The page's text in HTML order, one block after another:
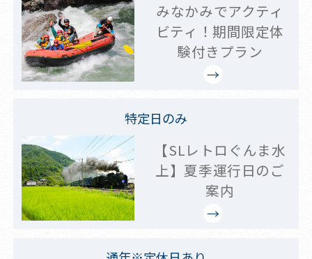
みなかみでアクティ
ビティ！期間限定体
験付きプラン
特定日のみ
【SLレトロぐんま水
上】夏季運行日のご
案内